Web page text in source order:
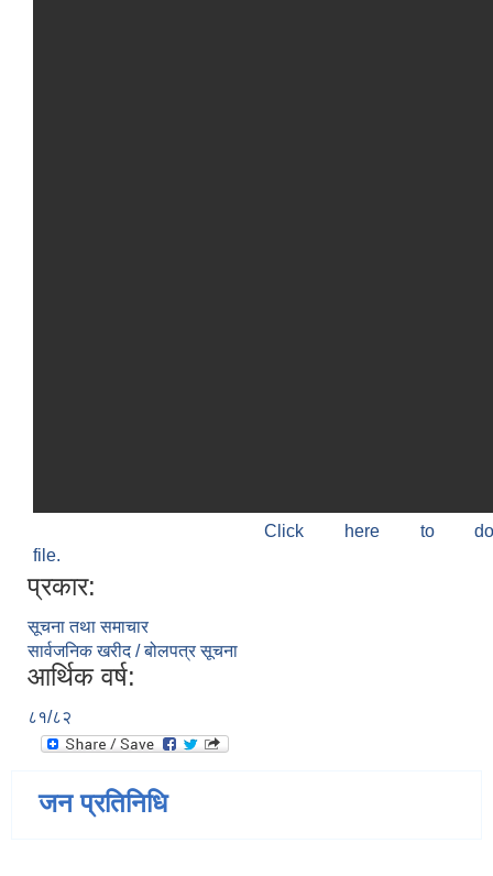
Click here to
file.
प्रकार:
सूचना तथा समाचार
सार्वजनिक खरीद / बोलपत्र सूचना
आर्थिक वर्ष:
८१/८२
जन प्रतिनिधि